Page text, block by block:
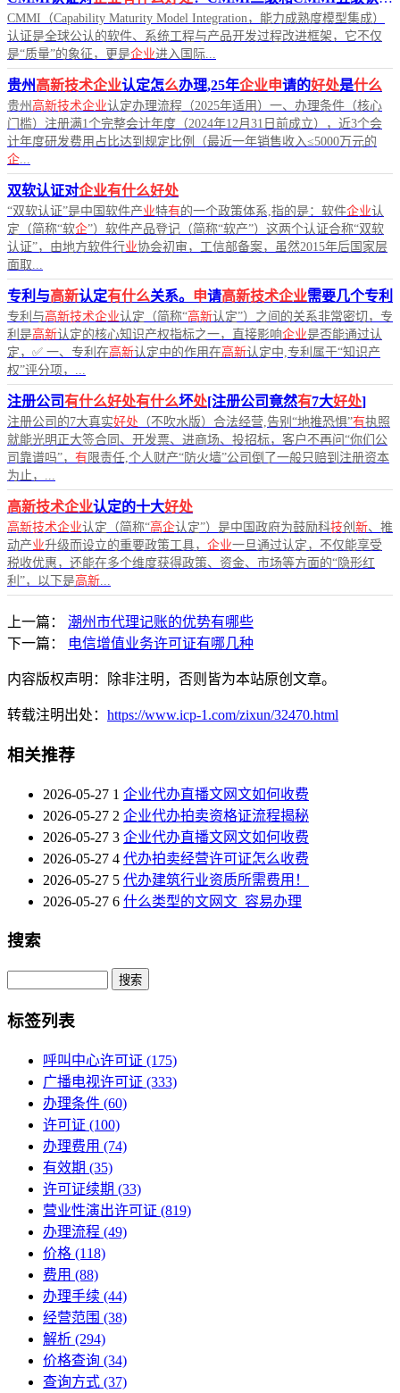
CMMI（Capability Maturity Model Integration，能力成熟度模型集成）
认证是全球公认的软件、系统工程与产品开发过程改进框架，它不仅
是“质量”的象征，更是企业进入国际...
贵州高新技术企业认定怎么办理,25年企业申请的好处是什么
贵州 高新技术企业认定办理流程（2025年适用）一、办理条件（核心
门槛）注册满1个完整会计年度（2024年12月31日前成立），近3个会
计年度研发费用占比达到规定比例（最近一年销售收入≤5000万元的
企...
双软认证对企业有什么好处
“双软认证”是中国软件产业特有的一个政策体系,指的是：软件企业认
定（简称“软企”）软件产品登记（简称“软产”）这两个认证合称“双软
认证”，由地方软件行业协会初审，工信部备案，虽然2015年后国家层
面取...
专利与高新认定有什么关系。 申请高新技术企业需要几个专利
专利与高新技术企业认定（简称“高新认定”）之间的关系非常密切，专
利是高新认定的核心知识产权指标之一，直接影响企业是否能通过认
定，✅ 一、专利在高新认定中的作用在高新认定中,专利属于“知识产
权”评分项，...
注册公司有什么好处有什么坏处[注册公司竟然有7大好处]
注册公司的7大真实好处 （不吹水版）合法经营,告别“地推恐惧”有执照
就能光明正大签合同、开发票、进商场、投招标，客户不再问“你们公
司靠谱吗”， 有 限责任,个人财产“防火墙”公司倒了一般只赔到注册资本
为止，...
高新技术企业认定的十大好处
高新技术企业认定（简称“高企认定”）是中国政府为鼓励科技创 新、推
动产业升级而设立的重要政策工具， 企业一旦通过认定，不仅能享受
税收优惠，还能在多个维度获得政策、资金、市场等方面的“隐形红
利”，以下是高新...
上一篇：
潮州市代理记账的优势有哪些
下一篇：
电信增值业务许可证有哪几种
内容版权声明：除非注明，否则皆为本站原创文章。
转载注明出处： https://www.icp-1.com/zixun/32470.html
相关推荐
2026-05-27 1 企业代办直播文网文如何收费
2026-05-27 2 企业代办拍卖资格证流程揭秘
2026-05-27 3 企业代办直播文网文如何收费
2026-05-27 4 代办拍卖经营许可证怎么收费
2026-05-27 5 代办建筑行业资质所需费用！
2026-05-27 6 什么类型的文网文_容易办理
搜索
Search
标签列表
呼叫中心许可证 (175)
广播电视许可证 (333)
办理条件 (60)
许可证 (100)
办理费用 (74)
有效期 (35)
许可证续期 (33)
营业性演出许可证 (819)
办理流程 (49)
价格 (118)
费用 (88)
办理手续 (44)
经营范围 (38)
解析 (294)
价格查询 (34)
查询方式 (37)